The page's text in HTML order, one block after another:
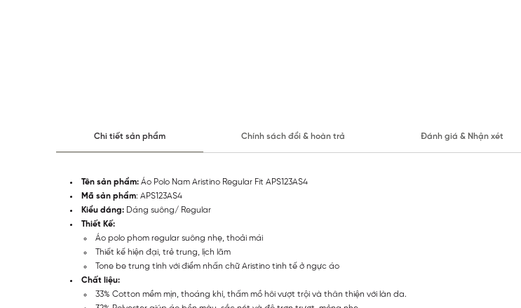
Chi tiết sản phẩm Chính sách đổi & hoàn trả Đánh giá & Nhận xét
Tên sản phẩm: Áo Polo Nam Aristino Regular Fit APS123AS4
Mã sản phẩm: APS123AS4
Kiểu dáng: Dáng suông/ Regular
Thiết Kế:
Áo polo phom regular suông nhẹ, thoải mái
Thiết kế hiện đại, trẻ trung, lịch lãm
Tone be trung tính với điểm nhấn chữ Aristino tinh tế ở ngực áo
Chất liệu:
33% Cotton mềm mịn, thoáng khí, thấm mồ hôi vượt trội và thân thiện với làn da.